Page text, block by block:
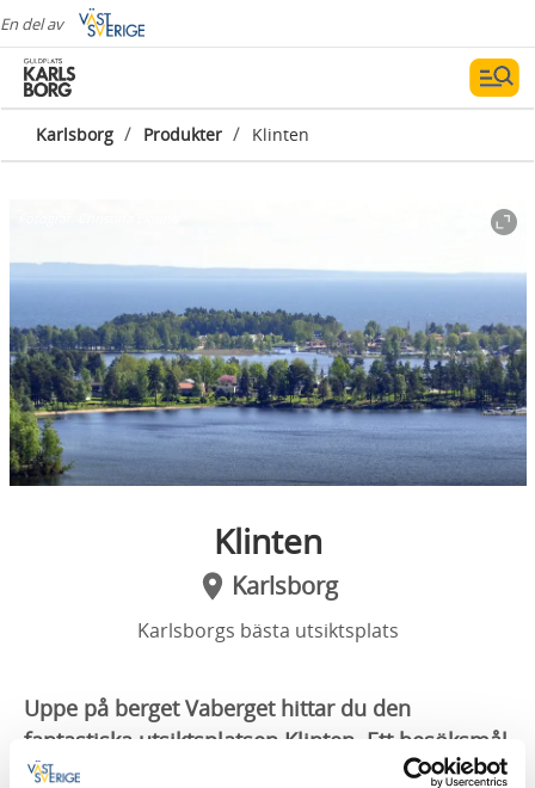
En del av
Karlsborg / Produkter / Klinten
Klinten
Karlsborg
Karlsborgs bästa utsiktsplats
Uppe på berget Vaberget hittar du den
fantastiska utsiktsplatsen Klinten. Ett besöksmål
som du inte får missa när du besöker Karlsborg.